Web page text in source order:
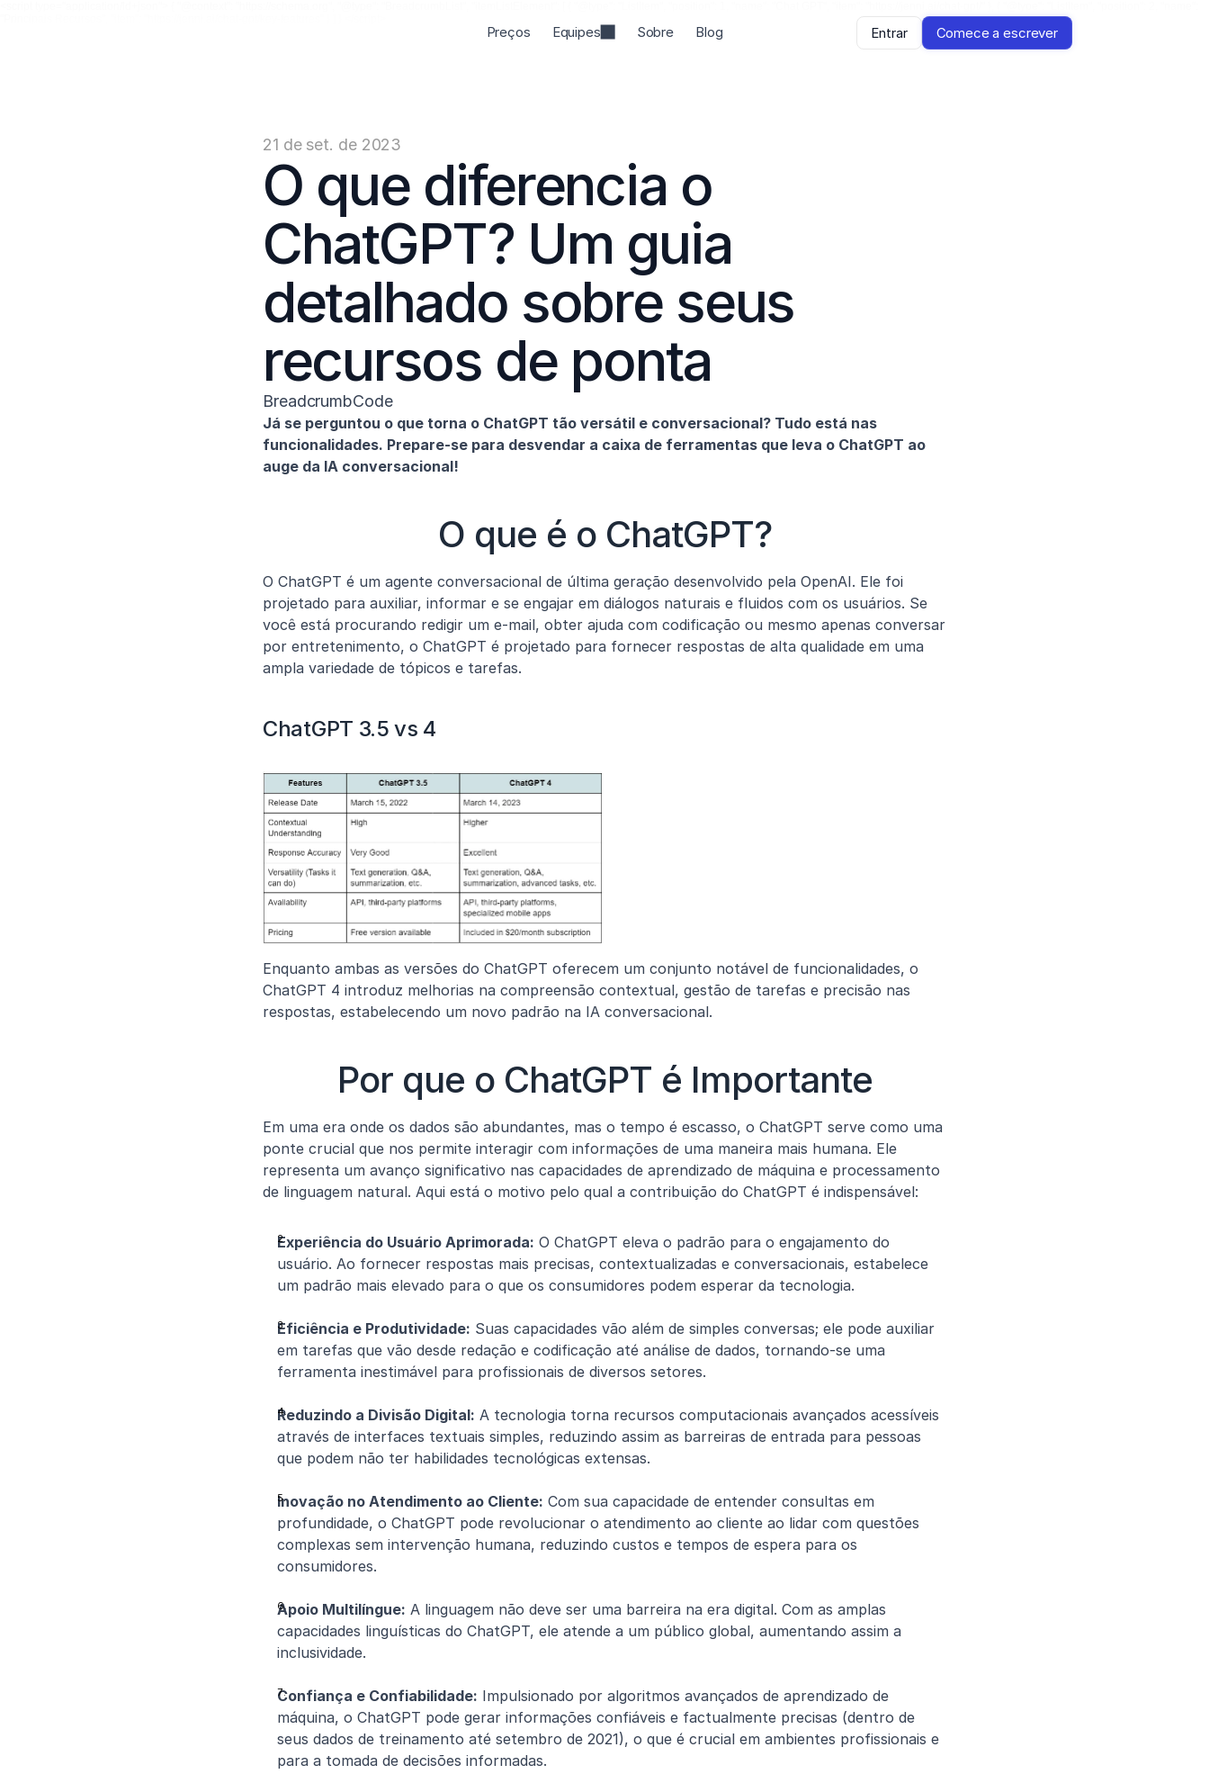
21 de set. de 2023
O que diferencia o
ChatGPT? Um guia
detalhado sobre seus
recursos de ponta
BreadcrumbCode
Já se perguntou o que torna o ChatGPT tão versátil e conversacional? Tudo está nas
funcionalidades. Prepare-se para desvendar a caixa de ferramentas que leva o ChatGPT ao
auge da IA conversacional!
O que é o ChatGPT?
O ChatGPT é um agente conversacional de última geração desenvolvido pela OpenAI. Ele foi
projetado para auxiliar, informar e se engajar em diálogos naturais e fluidos com os usuários. Se
você está procurando redigir um e-mail, obter ajuda com codificação ou mesmo apenas conversar
por entretenimento, o ChatGPT é projetado para fornecer respostas de alta qualidade em uma
ampla variedade de tópicos e tarefas.
ChatGPT 3.5 vs 4
Enquanto ambas as versões do ChatGPT oferecem um conjunto notável de funcionalidades, o
ChatGPT 4 introduz melhorias na compreensão contextual, gestão de tarefas e precisão nas
respostas, estabelecendo um novo padrão na IA conversacional.
Por que o ChatGPT é Importante
Em uma era onde os dados são abundantes, mas o tempo é escasso, o ChatGPT serve como uma
ponte crucial que nos permite interagir com informações de uma maneira mais humana. Ele
representa um avanço significativo nas capacidades de aprendizado de máquina e processamento
de linguagem natural. Aqui está o motivo pelo qual a contribuição do ChatGPT é indispensável:
Experiência do Usuário Aprimorada: O ChatGPT eleva o padrão para o engajamento do
usuário. Ao fornecer respostas mais precisas, contextualizadas e conversacionais, estabelece
um padrão mais elevado para o que os consumidores podem esperar da tecnologia.
Eficiência e Produtividade: Suas capacidades vão além de simples conversas; ele pode auxiliar
em tarefas que vão desde redação e codificação até análise de dados, tornando-se uma
ferramenta inestimável para profissionais de diversos setores.
Reduzindo a Divisão Digital: A tecnologia torna recursos computacionais avançados acessíveis
através de interfaces textuais simples, reduzindo assim as barreiras de entrada para pessoas
que podem não ter habilidades tecnológicas extensas.
Inovação no Atendimento ao Cliente: Com sua capacidade de entender consultas em
profundidade, o ChatGPT pode revolucionar o atendimento ao cliente ao lidar com questões
complexas sem intervenção humana, reduzindo custos e tempos de espera para os
consumidores.
Apoio Multilíngue: A linguagem não deve ser uma barreira na era digital. Com as amplas
capacidades linguísticas do ChatGPT, ele atende a um público global, aumentando assim a
inclusividade.
Confiança e Confiabilidade: Impulsionado por algoritmos avançados de aprendizado de
máquina, o ChatGPT pode gerar informações confiáveis e factualmente precisas (dentro de
seus dados de treinamento até setembro de 2021), o que é crucial em ambientes profissionais e
para a tomada de decisões informadas.
Preços Equipes Sobre Blog Entrar Comece a escrever